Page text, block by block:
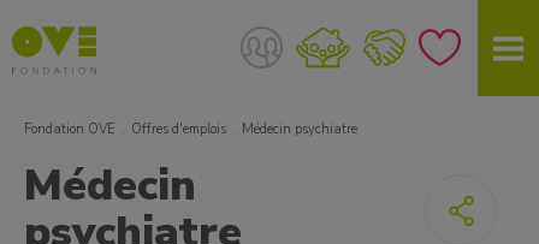
Fondation OVE Offres d'emplois Médecin psychiatre
Médecin